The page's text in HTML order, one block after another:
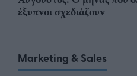
έξυπνοι σχεδιάζουν
Marketing & Sales